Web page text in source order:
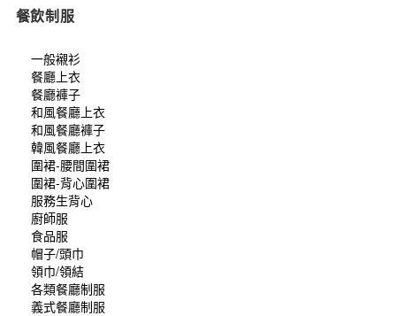
餐飲制服
一般襯衫
餐廳上衣
餐廳褲子
和風餐廳上衣
和風餐廳褲子
韓風餐廳上衣
圍裙-腰間圍裙
圍裙-背心圍裙
服務生背心
廚師服
食品服
帽子/頭巾
領巾/領結
各類餐廳制服
義式餐廳制服